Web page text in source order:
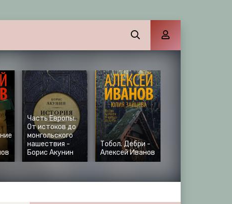
Часть Европы.
От истоков до
монгольского
нашествия -
Борис Акунин
Тобол. Дебри -
Алексей Иванов